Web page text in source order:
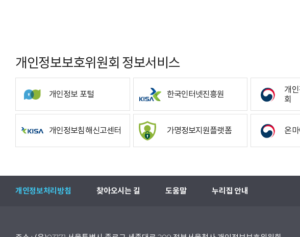
개인정보보호위원회 정보서비스
개인정보 포털 한국인터넷진흥원
개
회
개인정보침해신고센터 가명정보지원플랫폼 온
개인정보처리방침 찾아오시는 길 도움말 누리집 안내